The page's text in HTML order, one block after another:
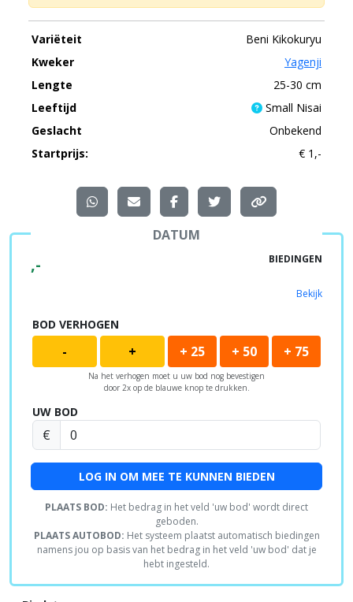
Variëteit
Beni Kikokuryu
Kweker
Yagenji
Lengte
25-30 cm
Leeftijd
Small Nisai
Geslacht
Onbekend
Startprijs:
€ 1,-
DATUM
,- BIEDINGEN
Bekijk
BOD VERHOGEN
- + + 25 + 50 + 75
Na het verhogen moet u uw bod nog bevestigen
door 2x op de blauwe knop te drukken.
UW BOD
€
LOG IN OM MEE TE KUNNEN BIEDEN
PLAATS BOD: Het bedrag in het veld 'uw bod' wordt direct
geboden.
PLAATS AUTOBOD: Het systeem plaatst automatisch biedingen
namens jou op basis van het bedrag in het veld 'uw bod' dat je
hebt ingesteld.